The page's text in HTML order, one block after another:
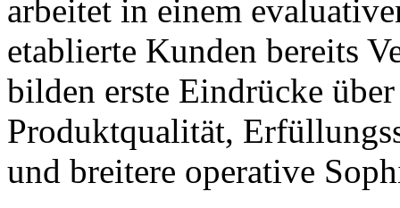
arbeitet in einem
etablierte Kunden bereits
bilden erste Eindrücke
Produktqualität,
und breitere operative